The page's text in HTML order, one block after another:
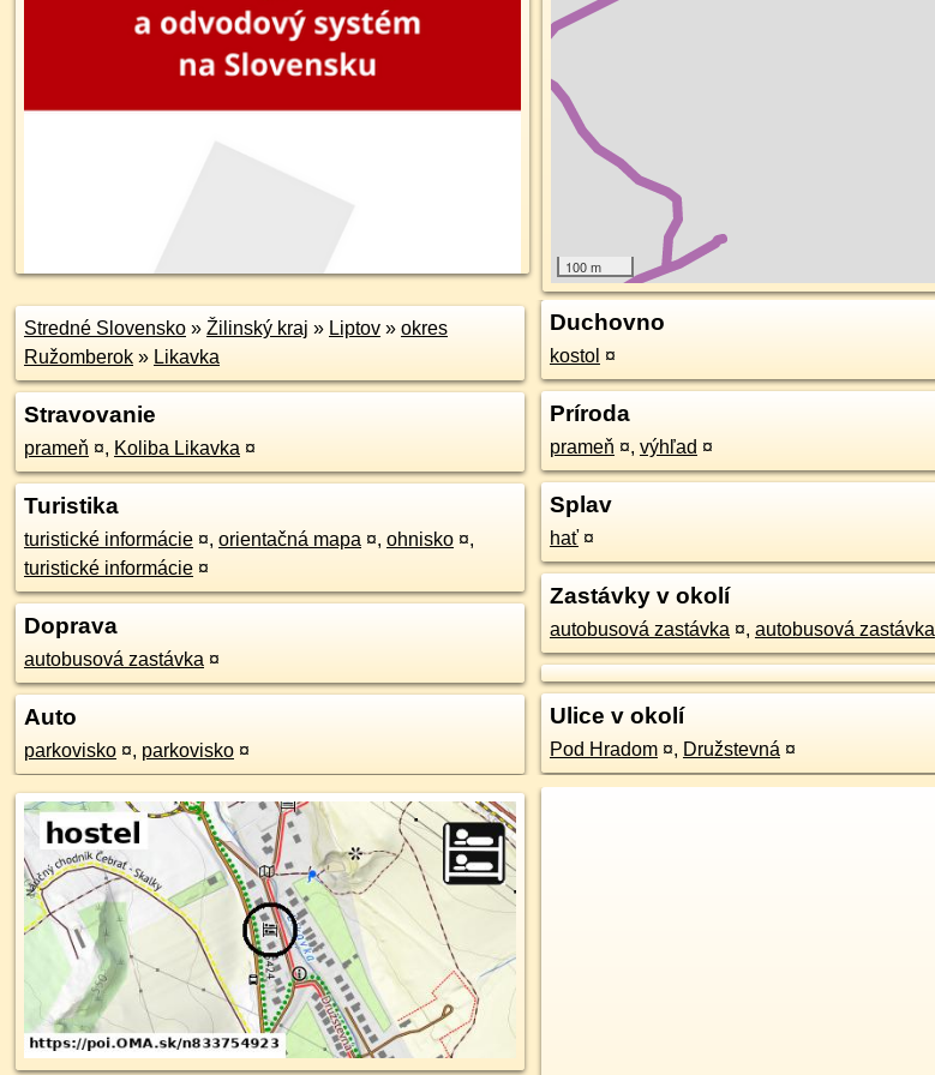
100 m
Stredné Slovensko » Žilinský kraj » Liptov » okres
Ružomberok » Likavka
Stravovanie
prameň ¤, Koliba Likavka ¤
Turistika
turistické informácie ¤, orientačná mapa ¤, ohnisko ¤,
turistické informácie ¤
Doprava
autobusová zastávka ¤
Auto
parkovisko ¤, parkovisko ¤
Duchovno
kostol ¤
Príroda
prameň ¤, výhľad ¤
Splav
hať ¤
Zastávky v okolí
autobusová zastávka ¤, autobusová zastávka
Ulice v okolí
Pod Hradom ¤, Družstevná ¤